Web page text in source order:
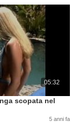
05:32
scopata nel
5 anni fa